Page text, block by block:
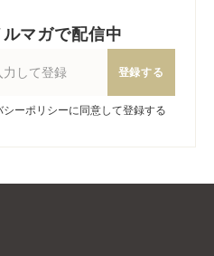
マガで配信中
登録する
シーポリシーに同意して登録する